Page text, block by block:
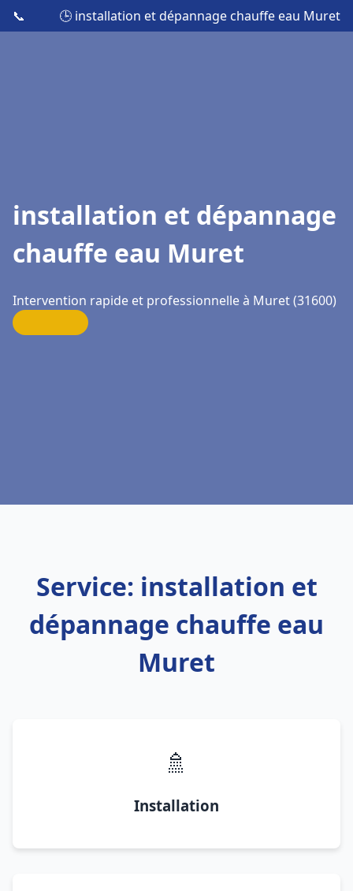
📞 🕒 installation et dépannage chauffe eau Muret
installation et dépannage
chauffe eau Muret
Intervention rapide et professionnelle à Muret (31600)
Service: installation et
dépannage chauffe eau
Muret
🚿
Installation